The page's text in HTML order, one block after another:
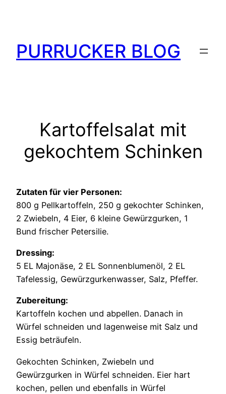
PURRUCKER BLOG
Kartoffelsalat mit
gekochtem Schinken
Zutaten für vier Personen:
800 g Pellkartoffeln, 250 g gekochter Schinken,
2 Zwiebeln, 4 Eier, 6 kleine Gewürzgurken, 1
Bund frischer Petersilie.
Dressing:
5 EL Majonäse, 2 EL Sonnenblumenöl, 2 EL
Tafelessig, Gewürzgurkenwasser, Salz, Pfeffer.
Zubereitung:
Kartoffeln kochen und abpellen. Danach in
Würfel schneiden und lagenweise mit Salz und
Essig beträufeln.
Gekochten Schinken, Zwiebeln und
Gewürzgurken in Würfel schneiden. Eier hart
kochen, pellen und ebenfalls in Würfel